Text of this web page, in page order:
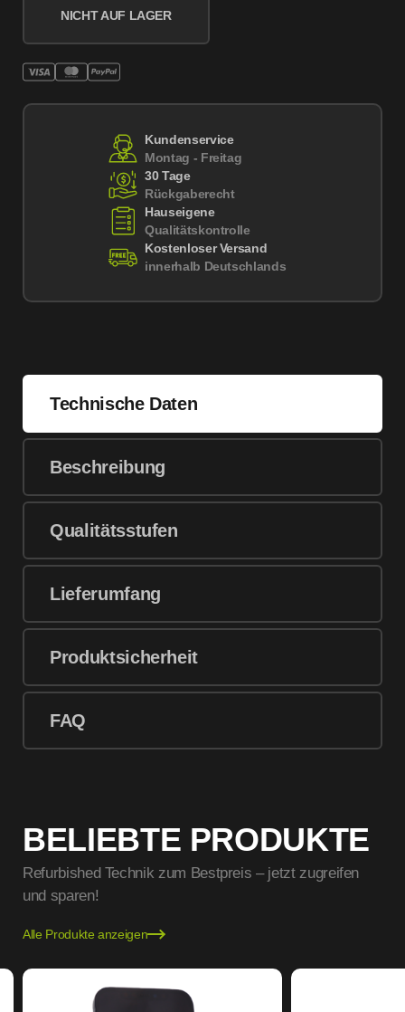
NICHT AUF LAGER
Kundenservice
Montag - Freitag
30 Tage
Rückgaberecht
Hauseigene
Qualitätskontrolle
Kostenloser Versand
innerhalb Deutschlands
Technische Daten
Beschreibung
Qualitätsstufen
Lieferumfang
Produktsicherheit
FAQ
BELIEBTE PRODUKTE
Refurbished Technik zum Bestpreis – jetzt zugreifen
und sparen!
Alle Produkte anzeigen